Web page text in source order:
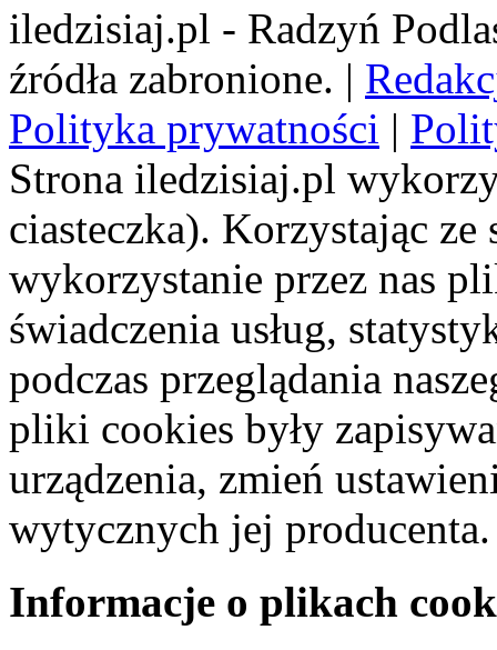
iledzisiaj.pl - Radzyń
źródła zabronione. |
Polityka prywatności |
Strona iledzisiaj.pl
ciasteczka). Korzystając
wykorzystanie przez nas
świadczenia usług,
podczas przeglądania
pliki cookies były
urządzenia, zmień
wytycznych jej producenta.
Informacje o plikach